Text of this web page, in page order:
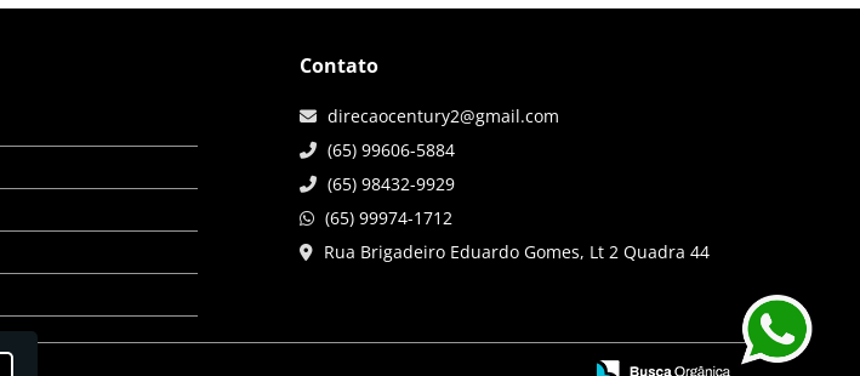
Contato
direcaocentury2@gmail.com
(65) 99606-5884
(65) 98432-9929
(65) 99974-1712
Rua Brigadeiro Eduardo Gomes, Lt 2 Quadra 44